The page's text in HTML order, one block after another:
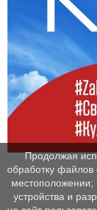
Продолжая
обработку файлов
местоположении;
устройства и